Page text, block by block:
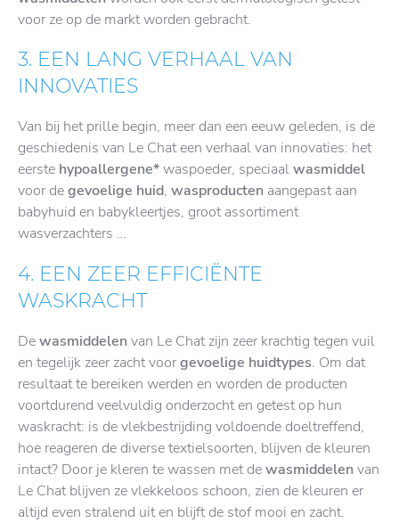
voor ze op de markt worden gebracht.
3. EEN LANG VERHAAL VAN
INNOVATIES
Van bij het prille begin, meer dan een eeuw geleden, is de
geschiedenis van Le Chat een verhaal van innovaties: het
eerste hypoallergene*waspoeder, speciaalwasmiddel
voor degevoelige huid, wasproducten aangepast aan
babyhuid en babykleertjes, groot assortiment
wasverzachters …
4. EEN ZEER EFFICIËNTE
WASKRACHT
Dewasmiddelen van Le Chat zijn zeer krachtig tegen vuil
en tegelijk zeer zacht voorgevoelige huidtypes. Om dat
resultaat te bereiken werden en worden de producten
voortdurend veelvuldig onderzocht en getest op hun
waskracht: is de vlekbestrijding voldoende doeltreffend,
hoe reageren de diverse textielsoorten, blijven de kleuren
intact? Door je kleren te wassen met dewasmiddelen van
Le Chat blijven ze vlekkeloos schoon, zien de kleuren er
altijd even stralend uit en blijft de stof mooi en zacht.